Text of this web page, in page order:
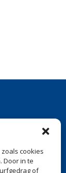
cookies
Door in te
of